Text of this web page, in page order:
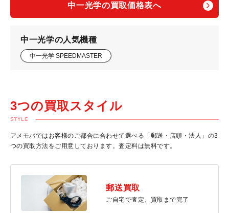
中一光学の買取価格表へ
中一光学の人気機種
中一光学 SPEEDMASTER
3つの買取スタイル
STYLE
アメモバではお客様のご都合に合わせて選べる「郵送・店頭・法人」の3
つの買取方法をご用意しております。査定料は無料です。
郵送買取
ご自宅で査定、買取まで完了